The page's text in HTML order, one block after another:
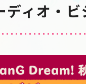
ィオ・ビ